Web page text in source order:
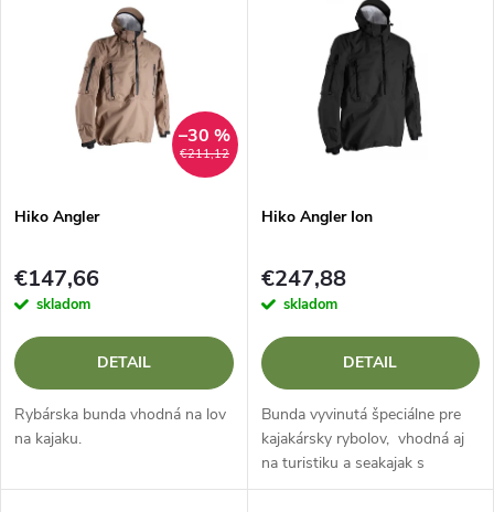
e
p
r
o
d
Najpredávanejšie
Abecedne
s
p
r
o
d
u
€211,12
–30 %
Hiko Angler
€147,66
skladom
DETAIL
Rybárska bunda vhodná na lov
na kajaku.
Hiko Angler Ion
€247,88
skladom
DETAIL
Bunda vyvinutá špeciálne pre
kajakársky rybolov, vhodná aj
na turistiku a seakajak s
dvojitým tunelom pre spraddle.